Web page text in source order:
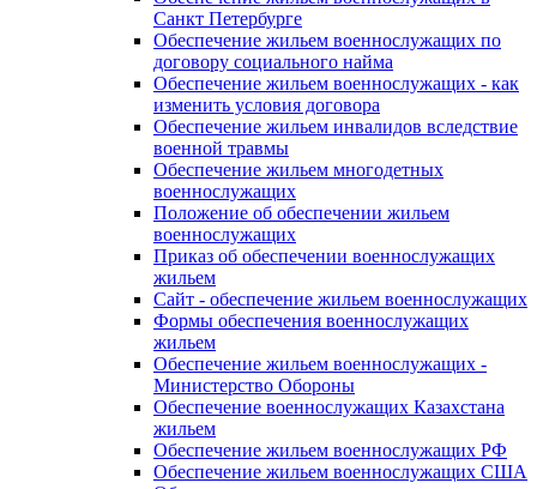
Санкт Петербурге
Обеспечение жильем военнослужащих по
договору социального найма
Обеспечение жильем военнослужащих - как
изменить условия договора
Обеспечение жильем инвалидов вследствие
военной травмы
Обеспечение жильем многодетных
военнослужащих
Положение об обеспечении жильем
военнослужащих
Приказ об обеспечении военнослужащих
жильем
Сайт - обеспечение жильем военнослужащих
Формы обеспечения военнослужащих
жильем
Обеспечение жильем военнослужащих -
Министерство Обороны
Обеспечение военнослужащих Казахстана
жильем
Обеспечение жильем военнослужащих РФ
Обеспечение жильем военнослужащих США